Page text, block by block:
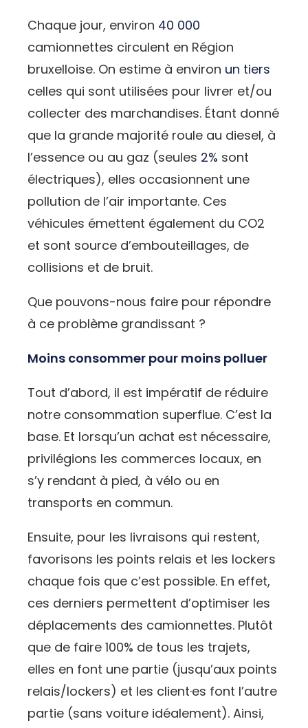
Chaque jour, environ 40 000
camionnettes circulent en Région
bruxelloise. On estime à environ un tiers
celles qui sont utilisées pour livrer et/ou
collecter des marchandises. Étant donné
que la grande majorité roule au diesel, à
l’essence ou au gaz (seules 2% sont
électriques), elles occasionnent une
pollution de l’air importante. Ces
véhicules émettent également du CO2
et sont source d’embouteillages, de
collisions et de bruit.
Que pouvons-nous faire pour répondre
à ce problème grandissant ?
Moins consommer pour moins polluer
Tout d’abord, il est impératif de réduire
notre consommation superflue. C’est la
base. Et lorsqu’un achat est nécessaire,
privilégions les commerces locaux, en
s’y rendant à pied, à vélo ou en
transports en commun.
Ensuite, pour les livraisons qui restent,
favorisons les points relais et les lockers
chaque fois que c’est possible. En effet,
ces derniers permettent d’optimiser les
déplacements des camionnettes. Plutôt
que de faire 100% de tous les trajets,
elles en font une partie (jusqu’aux points
relais/lockers) et les client·es font l’autre
partie (sans voiture idéalement). Ainsi,